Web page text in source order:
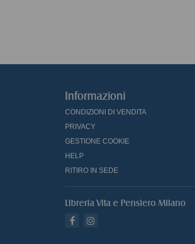
Informazioni
CONDIZIONI DI VENDITA
PRIVACY
GESTIONE COOKIE
HELP
RITIRO IN SEDE
Libreria Vita e Pensiero Milano